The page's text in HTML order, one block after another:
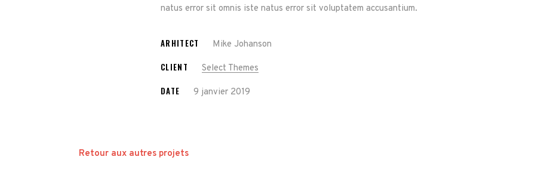
natus error sit omnis iste natus error sit voluptatem accusantium.
ARHITECT Mike Johanson
CLIENT Select Themes
DATE 9 janvier 2019
Retour aux autres projets